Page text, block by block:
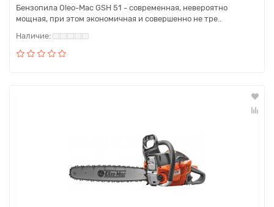
Бензопила Oleo-Mac GSH 51 - современная, невероятно
мощная, при этом экономичная и совершенно не тре..